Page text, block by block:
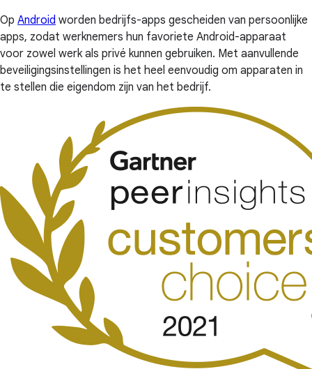
Op Android worden bedrijfs-apps gescheiden van persoonlijke
apps, zodat werknemers hun favoriete Android-apparaat
voor zowel werk als privé kunnen gebruiken. Met aanvullende
beveiligingsinstellingen is het heel eenvoudig om apparaten in
te stellen die eigendom zijn van het bedrijf.